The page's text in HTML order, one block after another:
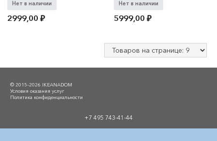
Нет в наличии
2999,00₽
Нет в наличии
5999,00₽
© 2015–2026 IKEANADOM
Условия оказания услуг
Политика конфиденциальности
+7 495 743-41-44